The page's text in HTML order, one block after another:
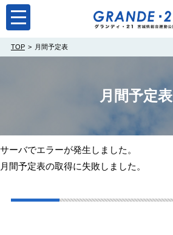
toggle
navigation
TOP 月間予定表
月間予定表
サーバでエラーが発生しました。
月間予定表の取得に失敗しました。